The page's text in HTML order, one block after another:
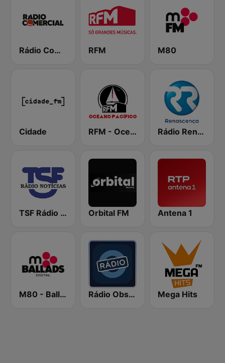
Rádio Comercial RFM M80
Cidade RFM - Oceano Pacífico Online Rádio Renascença
TSF Rádio Notícias Orbital FM Antena 1
M80 - Ballads Rádio Observador Mega Hits